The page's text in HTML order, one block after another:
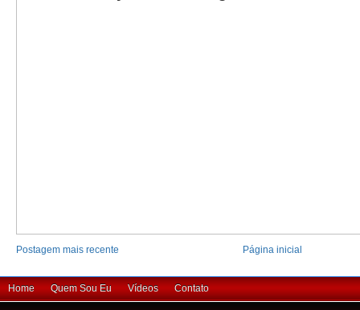
Postagem mais recente Página inicial
Home Quem Sou Eu Vídeos Contato